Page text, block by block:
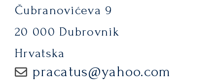
Čubranovićeva 9
20 000 Dubrovnik
Hrvatska
pracatus@yahoo.com